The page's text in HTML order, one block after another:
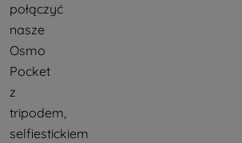
połączyć
nasze
Osmo
Pocket
z
tripodem,
selfiestickiem